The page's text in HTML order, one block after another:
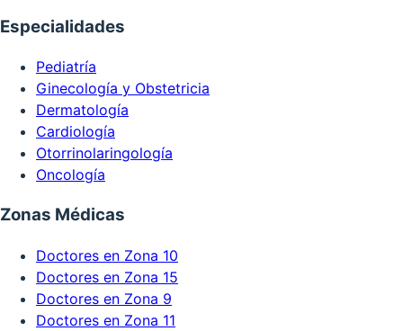
Especialidades
Pediatría
Ginecología y Obstetricia
Dermatología
Cardiología
Otorrinolaringología
Oncología
Zonas Médicas
Doctores en Zona 10
Doctores en Zona 15
Doctores en Zona 9
Doctores en Zona 11